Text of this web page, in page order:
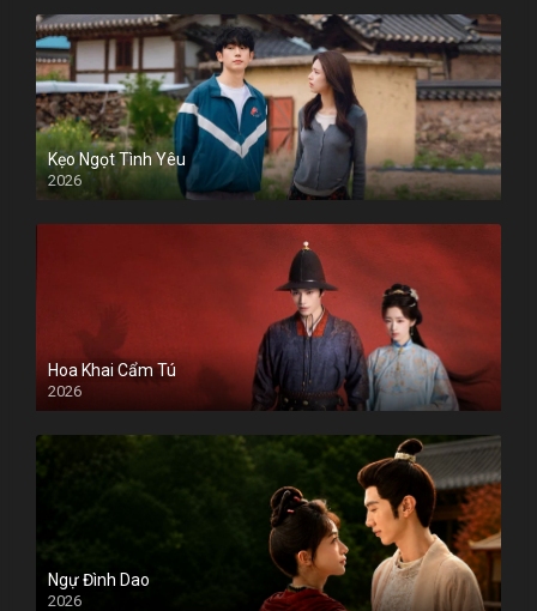
Kẹo Ngọt Tình Yêu
2026
Hoa Khai Cẩm Tú
2026
Ngự Đình Dao
2026